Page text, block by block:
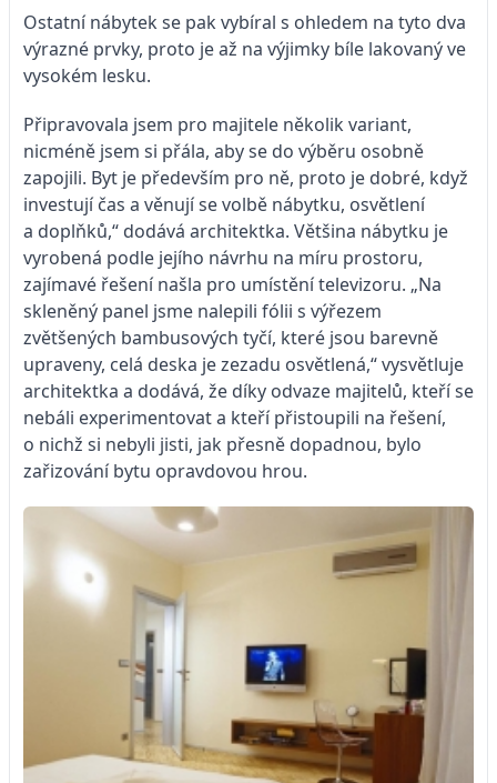
Ostatní nábytek se pak vybíral s ohledem na tyto dva
výrazné prvky, proto je až na výjimky bíle lakovaný ve
vysokém lesku.
Připravovala jsem pro majitele několik variant,
nicméně jsem si přála, aby se do výběru osobně
zapojili. Byt je především pro ně, proto je dobré, když
investují čas a věnují se volbě nábytku, osvětlení
a doplňků,“ dodává architektka. Většina nábytku je
vyrobená podle jejího návrhu na míru prostoru,
zajímavé řešení našla pro umístění televizoru. „Na
skleněný panel jsme nalepili fólii s výřezem
zvětšených bambusových tyčí, které jsou barevně
upraveny, celá deska je zezadu osvětlená,“ vysvětluje
architektka a dodává, že díky odvaze majitelů, kteří se
nebáli experimentovat a kteří přistoupili na řešení,
o nichž si nebyli jisti, jak přesně dopadnou, bylo
zařizování bytu opravdovou hrou.